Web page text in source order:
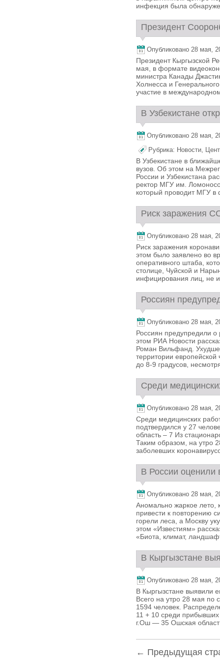
инфекция была
Президент
Опубликовано 28 мая,
Президент Кыргызской
мая, в формате
министра Канады
Холнесса и
участие в
В Узбекистане
Опубликовано 28 мая,
Рубрика: Новости,
В Узбекистане в
вузов. Об этом на
России и Узбекистана
ректор МГУ им.
который проводит МГУ в
Риск заражения
Опубликовано 28 мая,
Риск заражения
этом было заявлено во
оперативного штаба,
столице, Чуйской и
инфицирования лиц, не
Россиян
Опубликовано 28 мая,
Россиян предупредили
этом РИА Новости
Роман Вильфанд.
территории европейской
до 8-9 градусов,
Среди
Опубликовано 28 мая,
Среди медицинских
подтвердился у 27
область – 7 Из
Таким образом, на утро
заболевших
В России оценили
Опубликовано 28 мая,
Аномально жаркое лето,
привести к повторению
горели леса, а Москву
этом «Известиям»
«Биота, климат,
В Кыргызстане
Опубликовано 28 мая,
В Кыргызстане выявили
Всего на утро 28 мая по
1594 человек.
11 + 10 среди прибывших
г.Ош — 35 Ошская
← Предыдущая